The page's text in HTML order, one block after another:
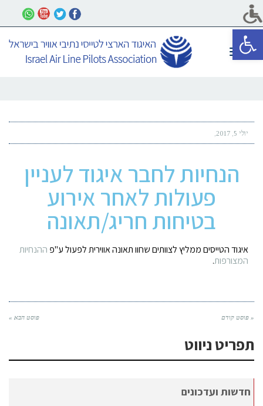
פתח סרגל נגישות
תפריט
יולי 5, 2017
הנחיות לחבר איגוד לעניין
פעולות לאחר אירוע
בטיחות חריג/תאונה
איגוד הטייסים ממליץ לצוותים שחוו תאונה אווירית לפעול ע"פ ההנחיות
המצורפות.
« פוסט קודם פוסט הבא »
תפריט ניווט
חדשות ועדכונים